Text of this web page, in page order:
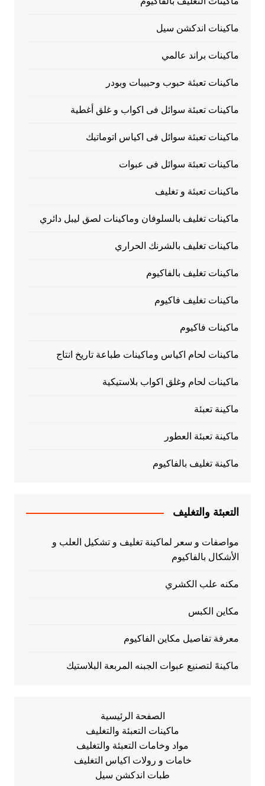
ماكينات اندكشن سيل
ماكينات براند عالمي
ماكينات تعبئة حبوب وحبيبات وبودر
ماكينات تعبئة سوائل فى اكواب و غلق أغطية
ماكينات تعبئة سوائل فى اكياس اتوماتيك
ماكينات تعبئة سوائل فى عبوات
ماكينات تعبئة و تغليف
ماكينات تغليف بالسلوفان وماكينات لصق ليبل دائري
ماكينات تغليف بالشرنك الحراري
ماكينات تغليف بالفاكيوم
ماكينات تغليف فاكيوم
ماكينات فاكيوم
ماكينات لحام اكياس وماكينات طباعة تاريخ انتاج
ماكينات لحام وغلق اكواب بلاستيكية
ماكينة تعبئة
ماكينة تعبئة العطور
ماكينة تغليف بالفاكيوم
التعبئة والتغليف
مواصفات و سعر لماكينة تغليف و تشكيل العلب و
الأشكال بالفاكيوم
مكنه علب الكشري
مكاين الكبس
معرفة تفاصيل مكاين الفاكيوم
ماكينهً لتصنيع عبوات الجبنه المربعة البلاستيك
الصفحة الرئيسية
ماكينات التعبئة والتغليف
مواد وخامات التعبئة والتغليف
خامات و رولات اكياس التغليف
طبات اندكشن سيل